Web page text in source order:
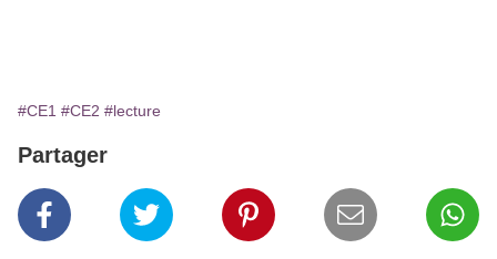
#CE1 #CE2 #lecture
Partager